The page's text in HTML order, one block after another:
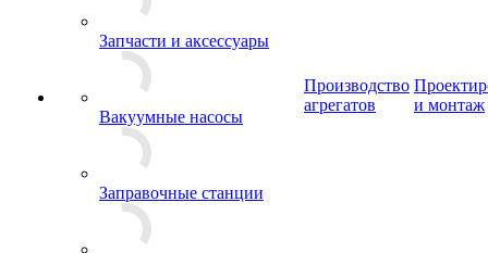
Запчасти и аксессуары
Вакуумные насосы
Заправочные станции
Производство
агрегатов
и монтаж